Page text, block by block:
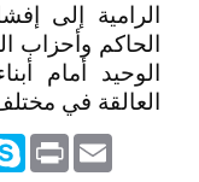
الرامية إلى
الحاكم وأحزاب
الوحيد أمام
العالقة في
PrintEmail